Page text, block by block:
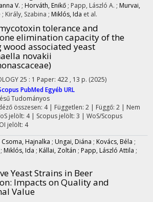
V. ; Horváth, Enikő ; Papp, László A. ; Murvai,
; Király, Szabina ; Miklós, Ida et al.
tolerance and
elimination capacity of the
wood associated yeast
novakii
25 : 1 Paper: 422 , 13 p. (2025)
PubMedEgyéb URL
Tudományos
összesen: 4| Független: 2 | Függő: 2 | Nem
jelölt: 4 | Scopus jelölt: 3 | WoS/Scopus
jelölt: 4
Csoma, Hajnalka ; Ungai, Diána ; Kovács, Béla ;
; Miklós, Ida ; Kállai, Zoltán ; Papp, László Attila ;
Yeast Strains in Beer
Impacts on Quality and
Value